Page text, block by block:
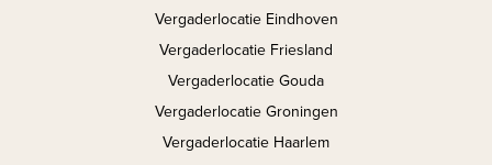
Vergaderlocatie Eindhoven
Vergaderlocatie Friesland
Vergaderlocatie Gouda
Vergaderlocatie Groningen
Vergaderlocatie Haarlem